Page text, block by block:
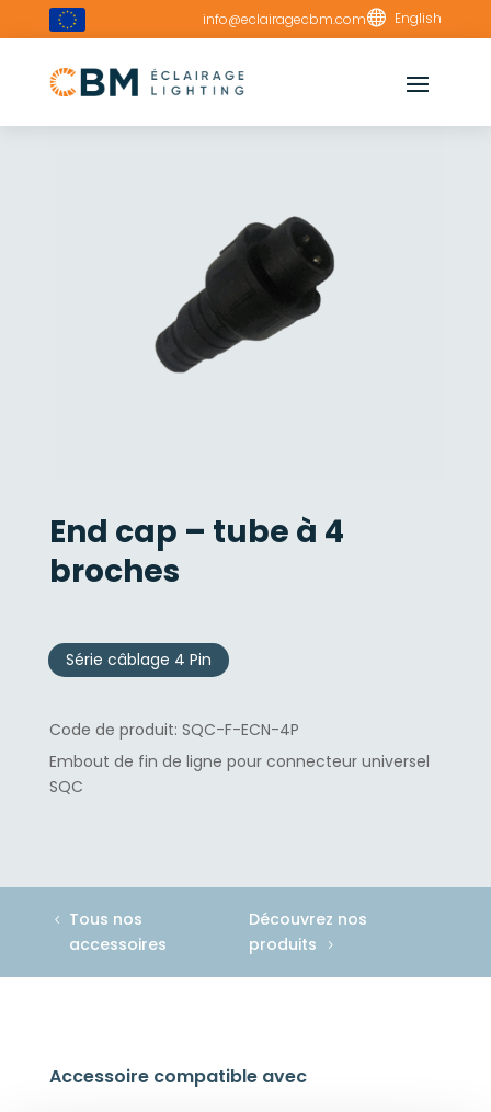
info@eclairagecbm.com English
End cap – tube à 4
broches
Série câblage 4 Pin
SQC-F-ECN-4P
Embout de fin de ligne pour connecteur universel
SQC
Tous nos
accessoires
Découvrez nos
produits
Accessoire compatible avec